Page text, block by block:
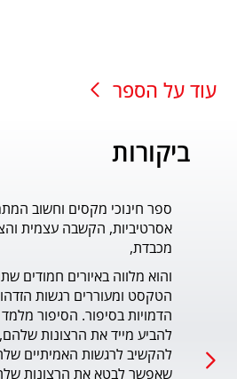
עוד על הספר
ביקורות
ספר חינוכי מקסים וחשוב
אסרטיביות, הקשבה עצמית
מכבדת,